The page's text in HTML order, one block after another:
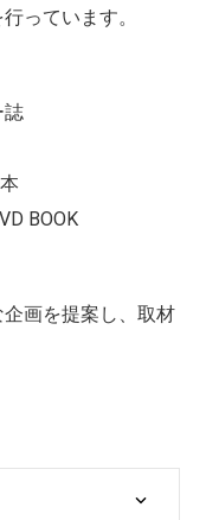
っています。
誌
BOOK
画を提案し、取材